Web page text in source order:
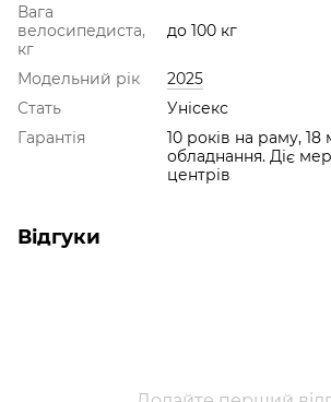
Вага
велосипедиста,
кг
до 100 кг
Модельний рік
2025
Стать
Унісекс
Гарантія
10 років на раму, 18
обладнання. Діє
центрів
Відгуки